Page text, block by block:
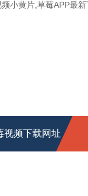
小黄片,草莓APP最
视频下载网址